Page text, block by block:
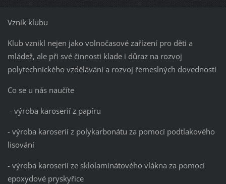
Vznik klubu
Klub vznikl nejen jako volnočasové zařízení pro děti a
mládež, ale při své činnosti klade i důraz na rozvoj
polytechnického vzdělávání a rozvoj řemeslných dovedností
Co se u nás naučíte
- výroba karoserií z papíru
- výroba karoserií z polykarbonátu za pomocí podtlakového
lisování
- výroba karoserií ze sklolaminátového vlákna za pomocí
epoxydové pryskyřice